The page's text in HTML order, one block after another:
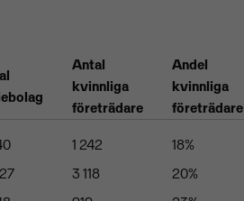
Antal
kvinnliga
företrädare
Andel
kvinnliga
företrädare
1 242
18%
3 118
20%